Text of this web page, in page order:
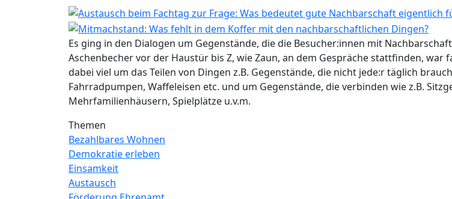
Es ging in den Dialogen um Gegenstände, die die Besucher:innen mit
Aschenbecher vor der Haustür bis Z, wie Zaun, an dem Gespräche stattfinden, war
dabei viel um das Teilen von Dingen z.B. Gegenstände, die nicht jede:r täglich
Fahrradpumpen, Waffeleisen etc. und um Gegenstände, die verbinden wie z.B.
Mehrfamilienhäusern, Spielplätze u.v.m.
Themen
Bezahlbares Wohnen
Demokratie erleben
Einsamkeit
Austausch